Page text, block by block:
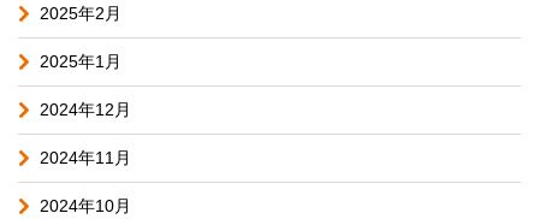
2025年2月
2025年1月
2024年12月
2024年11月
2024年10月